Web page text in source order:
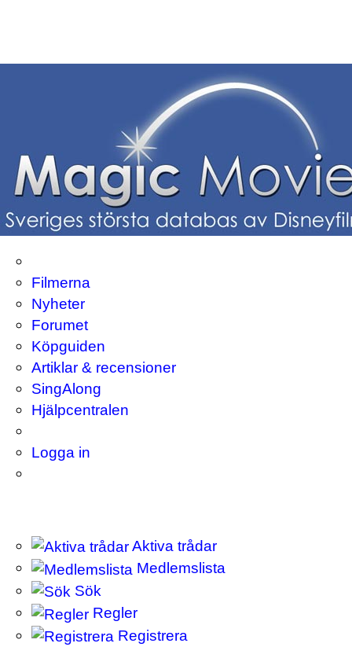
Filmerna
Nyheter
Forumet
Köpguiden
Artiklar & recensioner
SingAlong
Hjälpcentralen
Logga in
Aktiva trådar
Medlemslista
Sök
Regler
Registrera